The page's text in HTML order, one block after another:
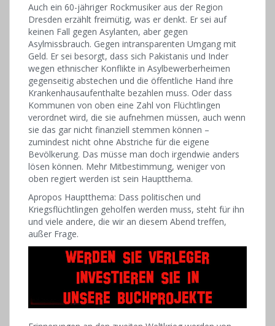
Auch ein 60-jähriger Rockmusiker aus der Region
Dresden erzählt freimütig, was er denkt. Er sei auf
keinen Fall gegen Asylanten, aber gegen
Asylmissbrauch. Gegen intransparenten Umgang mit
Geld. Er sei besorgt, dass sich Pakistanis und Inder
wegen ethnischer Konflikte in Asylbewerberheimen
gegenseitig abstechen und die öffentliche Hand ihre
Krankenhausaufenthalte bezahlen muss. Oder dass
Kommunen von oben eine Zahl von Flüchtlingen
verordnet wird, die sie aufnehmen müssen, auch wenn
sie das gar nicht finanziell stemmen können –
zumindest nicht ohne Abstriche für die eigene
Bevölkerung. Das müsse man doch irgendwie anders
lösen können. Mehr Mitbestimmung, weniger von
oben regiert werden ist sein Hauptthema.
Apropos Hauptthema: Dass politischen und
Kriegsflüchtlingen geholfen werden muss, steht für ihn
und viele andere, die wir an diesem Abend treffen,
außer Frage.